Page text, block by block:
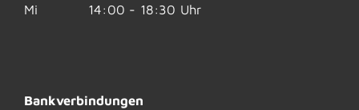
Mi
14:00 - 18:30 Uhr
Bankverbindungen